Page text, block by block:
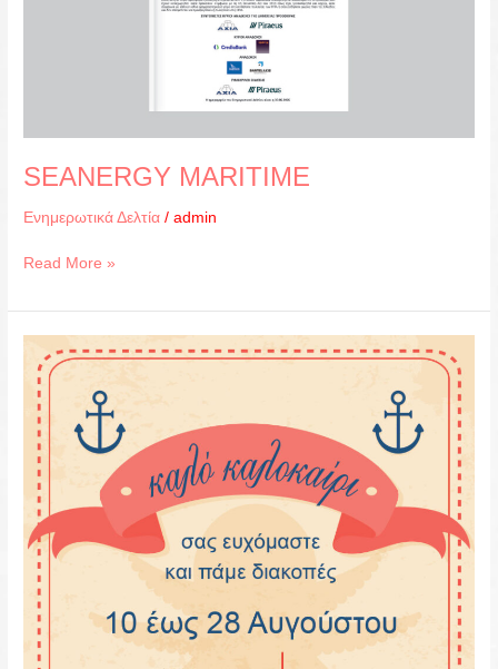
SEANERGY MARITIME
Ενημερωτικά Δελτία /admin
Read More »
Summer
Vacation